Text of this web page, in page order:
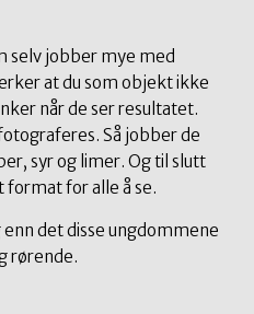
selv jobber mye med
at du som objekt ikke
når de ser resultatet.
Så jobber de
syr og limer. Og til slutt
format for alle å se.
det disse ungdommene
rørende.